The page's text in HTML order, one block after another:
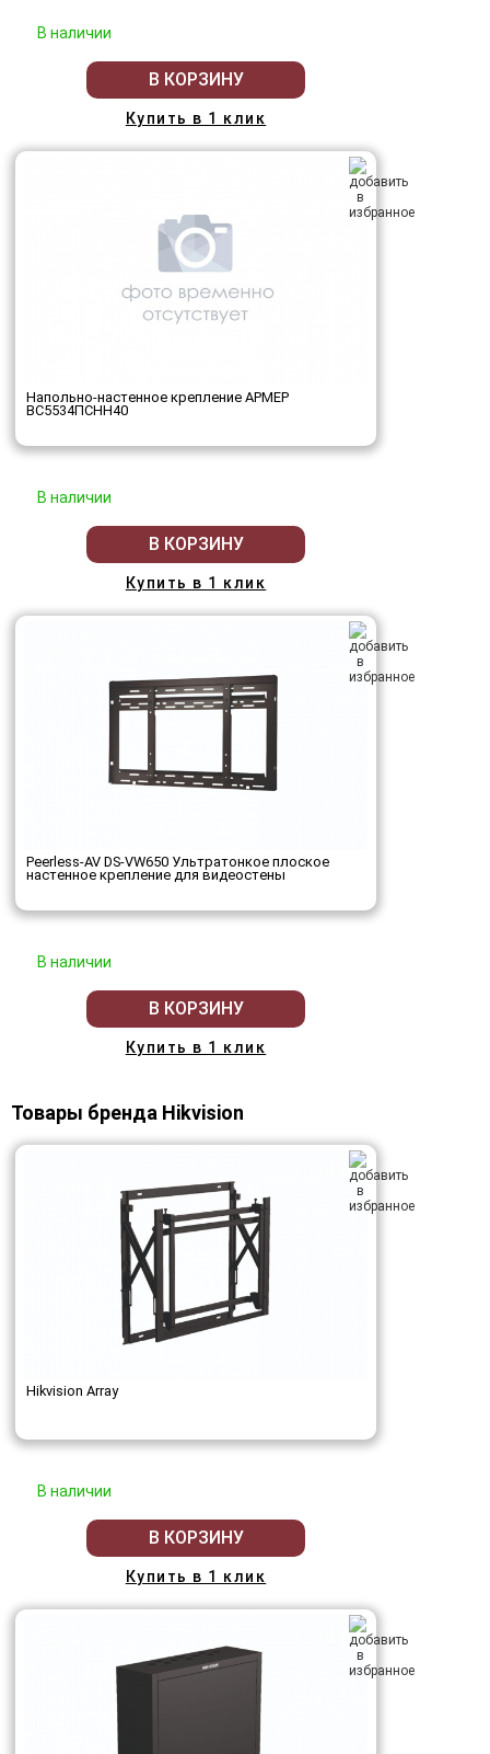
В наличии
В КОРЗИНУ
Купить в 1 клик
Напольно-настенное крепление АРМЕР
ВС5534ПСНН40
В наличии
В КОРЗИНУ
Купить в 1 клик
Peerless-AV DS-VW650 Ультратонкое плоское
настенное крепление для видеостены
В наличии
В КОРЗИНУ
Купить в 1 клик
Товары бренда Hikvision
Hikvision Array
В наличии
В КОРЗИНУ
Купить в 1 клик